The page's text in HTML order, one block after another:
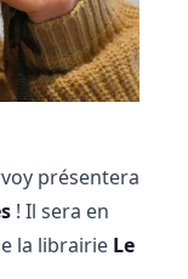
présentera
! Il sera en
la librairie Le